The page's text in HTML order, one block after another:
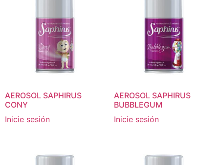
AEROSOL SAPHIRUS
CONY
Inicie sesión
AEROSOL SAPHIRUS
BUBBLEGUM
Inicie sesión